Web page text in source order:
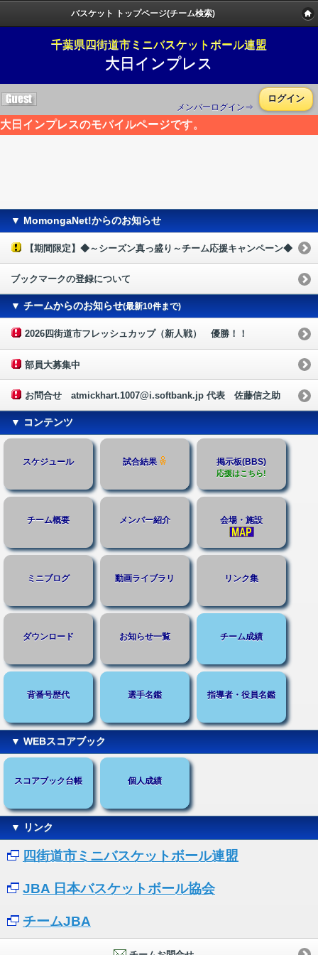
バスケット トップページ(チーム検索)
千葉県四街道市ミニバスケットボール連盟
大日インプレス
メンバーログイン⇒
ログイン
大日インプレスのモバイルページです。
▼ MomongaNet!からのお知らせ
【期間限定】◆～シーズン真っ盛り～チーム応援キャンペーン◆
ブックマークの登録について
▼ チームからのお知らせ(最新10件まで)
2026四街道市フレッシュカップ（新人戦） 優勝！！
部員大募集中
お問合せ atmickhart.1007@i.softbank.jp 代表 佐藤信之助
▼ コンテンツ
スケジュール 試合結果 掲示板(BBS)
応援はこちら!
チーム概要 メンバー紹介 会場・施設
ミニブログ 動画ライブラリ リンク集
ダウンロード お知らせ一覧 チーム成績
背番号歴代 選手名鑑 指導者・役員名鑑
▼ WEBスコアブック
スコアブック台帳 個人成績
▼ リンク
四街道市ミニバスケットボール連盟
JBA 日本バスケットボール協会
チームJBA